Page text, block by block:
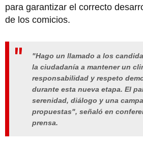
para garantizar el correcto
de los comicios.
"Hago un llamado a los
la ciudadanía a mantener un
responsabilidad y respeto
durante esta nueva etapa. El
serenidad, diálogo y una
propuestas", señaló en
prensa.